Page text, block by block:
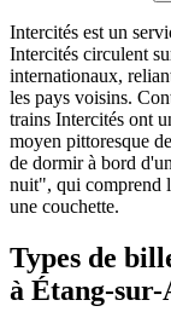
Intercités est un
Intercités circulent
internationaux,
les pays voisins.
trains Intercités ont
moyen pittoresque
de dormir à bord
nuit", qui comprend
une couchette.
Types de
à Étang-